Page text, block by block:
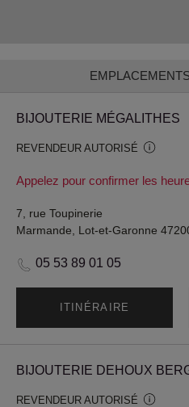
BIJOUTERIE MÉGALITHES
REVENDEUR AUTORISÉ
Appelez pour confirmer les
7, rue Toupinerie
Marmande, Lot-et-Garonne
05 53 89 01 05
ITINÉRAIRE
BIJOUTERIE DEHOUX
REVENDEUR AUTORISÉ